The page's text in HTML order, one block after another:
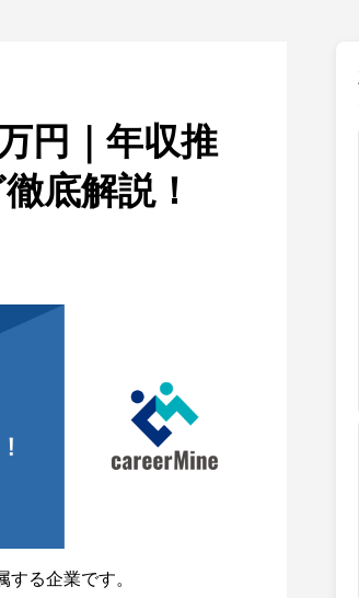
円｜年収推
底解説！
る企業です。